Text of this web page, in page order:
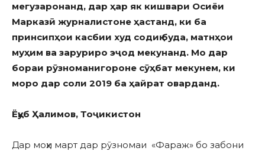
мегузаронанд, дар ҳар як кишвари Осиёи
Марказӣ журналистоне ҳастанд, ки ба
принсипҳои касбии худ содиқ буда, матнҳои
муҳим ва заруриро эҷод мекунанд. Мо дар
бораи рӯзноманигороне сӯҳбат мекунем, ки
моро дар соли 2019 ба ҳайрат оварданд.
Ёқуб Ҳалимов, Тоҷикистон
Дар моҳи март дар рӯзномаи «Фараж» бо забони